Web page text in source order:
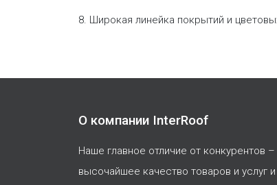
8. Широкая линейка покрытий и
О компании InterRoof
Наше главное отличие от конкурентов –
высочайшее качество товаров и услуг и